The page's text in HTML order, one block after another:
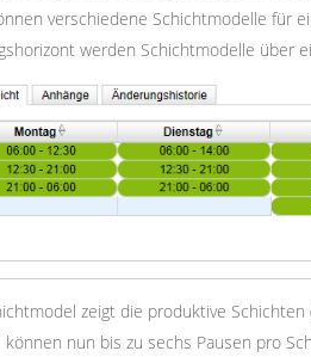
verschiedene Schichtmodelle für
werden Schichtmodelle über
zeigt die produktive
nun bis zu sechs Pausen pro